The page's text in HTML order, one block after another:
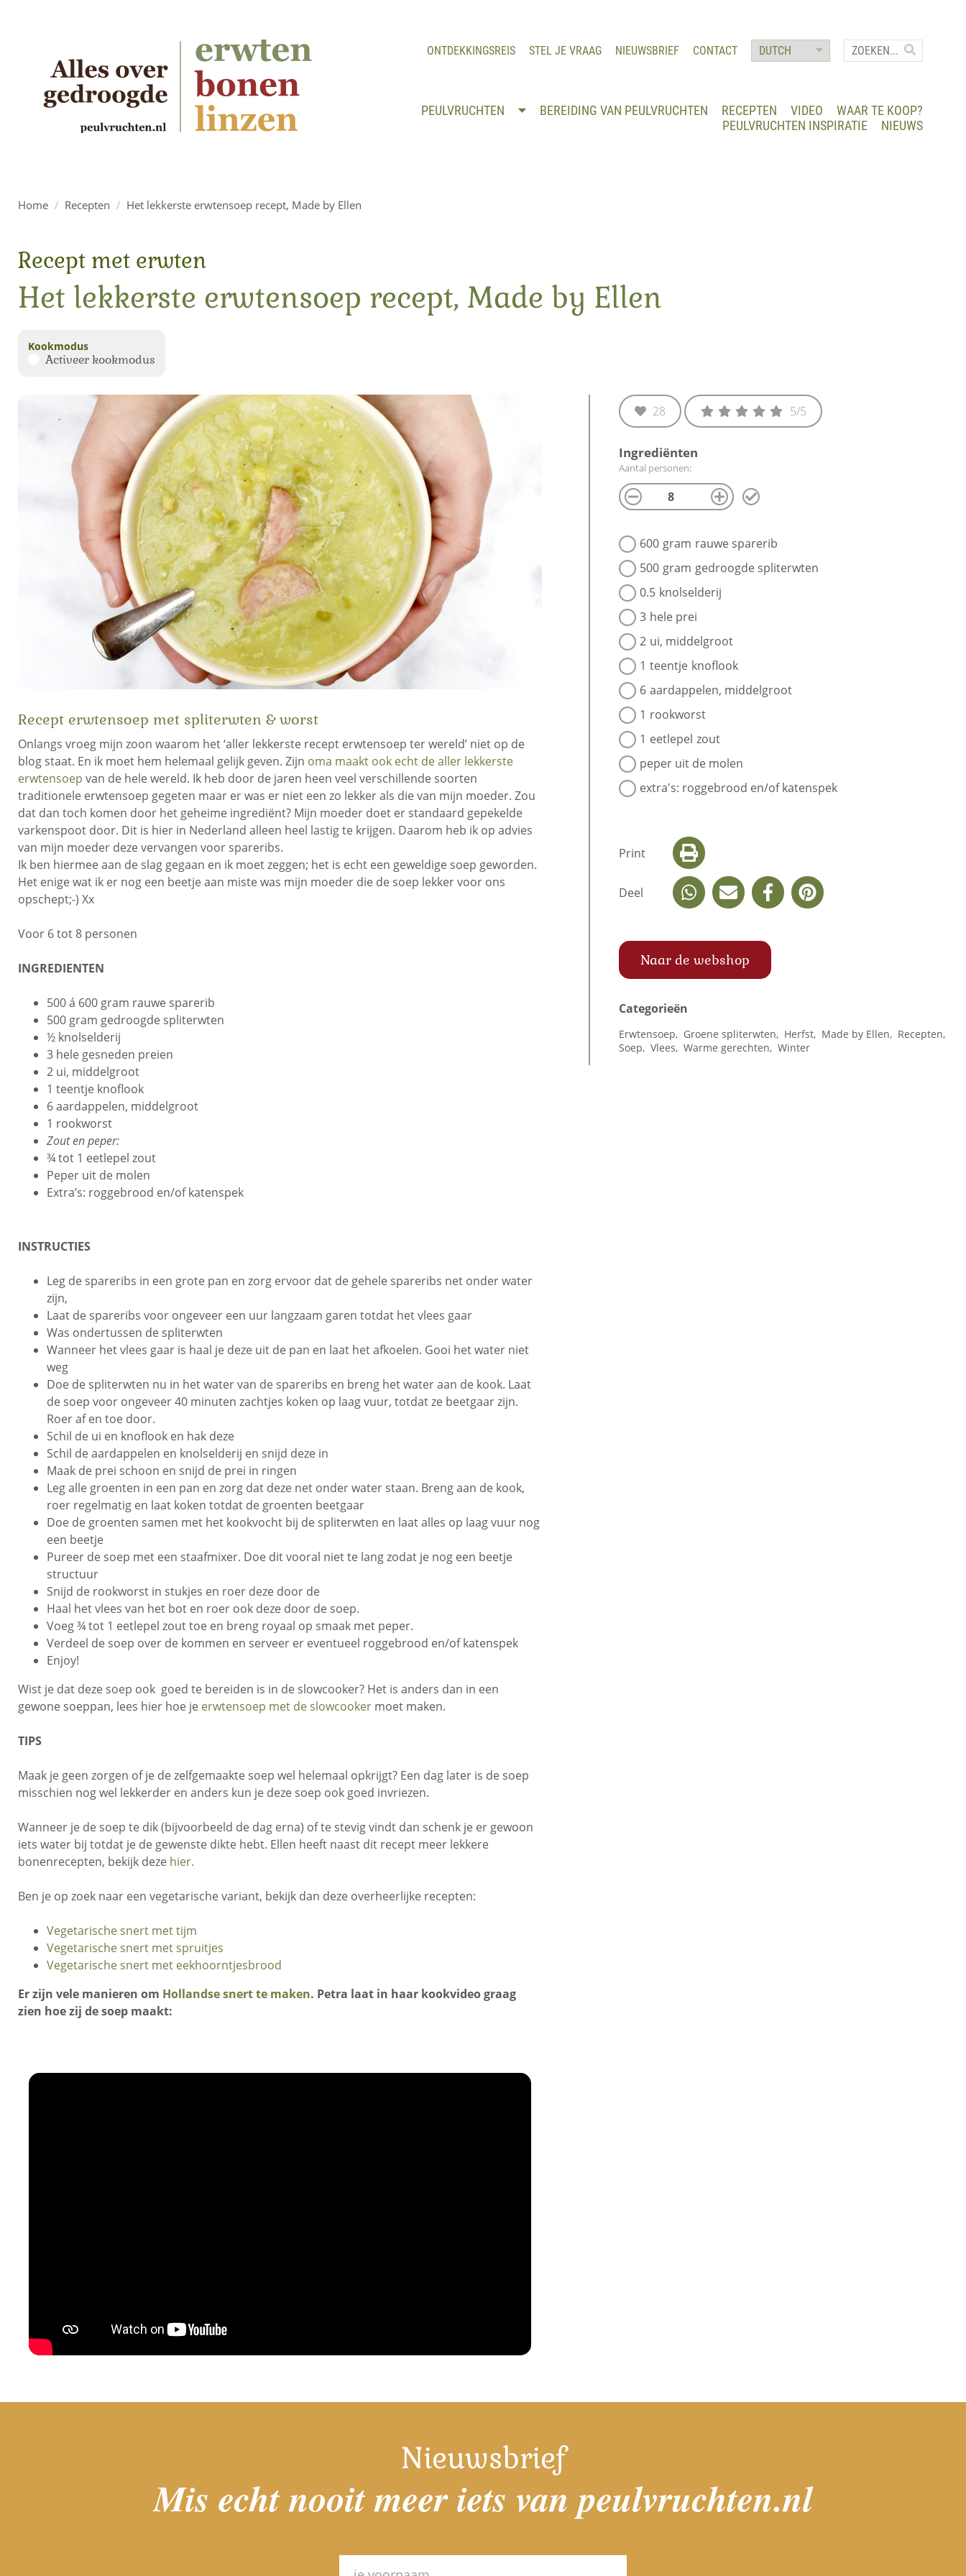
ONTDEKKINGSREIS STEL JE VRAAG NIEUWSBRIEF CONTACT
PEULVRUCHTEN BEREIDING VAN PEULVRUCHTEN RECEPTEN VIDEO
WAAR TE KOOP?
PEULVRUCHTEN INSPIRATIE
NIEUWS
Home / Recepten / Het lekkerste erwtensoep recept, Made by Ellen
Kookmodus
Activeer kookmodus
Het lekkerste erwtensoep recept, Made by Ellen
Recept met erwten
28 5/5
Ingrediënten
Aantal personen:
600 gram rauwe sparerib
500 gram gedroogde spliterwten
0.5 knolselderij
3 hele prei
2 ui, middelgroot
1 teentje knoflook
6 aardappelen, middelgroot
1 rookworst
1 eetlepel zout
peper uit de molen
extra's: roggebrood en/of katenspek
Print
Deel
Naar de webshop
Categorieën
Erwtensoep, Groene spliterwten, Herfst, Made by Ellen, Recepten,
Soep, Vlees, Warme gerechten, Winter
Recept erwtensoep met spliterwten & worst
Onlangs vroeg mijn zoon waarom het ‘aller lekkerste recept erwtensoep ter wereld’ niet op de
blog staat. En ik moet hem helemaal gelijk geven. Zijn oma maakt ook echt de aller lekkerste
erwtensoep van de hele wereld. Ik heb door de jaren heen veel verschillende soorten
traditionele erwtensoep gegeten maar er was er niet een zo lekker als die van mijn moeder. Zou
dat dan toch komen door het geheime ingrediënt? Mijn moeder doet er standaard gepekelde
varkenspoot door. Dit is hier in Nederland alleen heel lastig te krijgen. Daarom heb ik op advies
van mijn moeder deze vervangen voor spareribs.
Ik ben hiermee aan de slag gegaan en ik moet zeggen; het is echt een geweldige soep geworden.
Het enige wat ik er nog een beetje aan miste was mijn moeder die de soep lekker voor ons
opschept;-) Xx
Voor 6 tot 8 personen
INGREDIENTEN
500 á 600 gram rauwe sparerib
500 gram gedroogde spliterwten
½ knolselderij
3 hele gesneden preien
2 ui, middelgroot
1 teentje knoflook
6 aardappelen, middelgroot
1 rookworst
Zout en peper:
¾ tot 1 eetlepel zout
Peper uit de molen
Extra’s: roggebrood en/of katenspek
INSTRUCTIES
Leg de spareribs in een grote pan en zorg ervoor dat de gehele spareribs net onder water
zijn,
Laat de spareribs voor ongeveer een uur langzaam garen totdat het vlees gaar
Was ondertussen de spliterwten
Wanneer het vlees gaar is haal je deze uit de pan en laat het afkoelen. Gooi het water niet
weg
Doe de spliterwten nu in het water van de spareribs en breng het water aan de kook. Laat
de soep voor ongeveer 40 minuten zachtjes koken op laag vuur, totdat ze beetgaar zijn.
Roer af en toe door.
Schil de ui en knoflook en hak deze
Schil de aardappelen en knolselderij en snijd deze in
Maak de prei schoon en snijd de prei in ringen
Leg alle groenten in een pan en zorg dat deze net onder water staan. Breng aan de kook,
roer regelmatig en laat koken totdat de groenten beetgaar
Doe de groenten samen met het kookvocht bij de spliterwten en laat alles op laag vuur nog
een beetje
Pureer de soep met een staafmixer. Doe dit vooral niet te lang zodat je nog een beetje
structuur
Snijd de rookworst in stukjes en roer deze door de
Haal het vlees van het bot en roer ook deze door de soep.
Voeg ¾ tot 1 eetlepel zout toe en breng royaal op smaak met peper.
Verdeel de soep over de kommen en serveer er eventueel roggebrood en/of katenspek
Enjoy!
Wist je dat deze soep ook goed te bereiden is in de slowcooker? Het is anders dan in een
gewone soeppan, lees hier hoe je erwtensoep met de slowcooker moet maken.
TIPS
Maak je geen zorgen of je de zelfgemaakte soep wel helemaal opkrijgt? Een dag later is de soep
misschien nog wel lekkerder en anders kun je deze soep ook goed invriezen.
Wanneer je de soep te dik (bijvoorbeeld de dag erna) of te stevig vindt dan schenk je er gewoon
iets water bij totdat je de gewenste dikte hebt. Ellen heeft naast dit recept meer lekkere
bonenrecepten, bekijk deze hier.
Ben je op zoek naar een vegetarische variant, bekijk dan deze overheerlijke recepten:
Vegetarische snert met tijm
Vegetarische snert met spruitjes
Vegetarische snert met eekhoorntjesbrood
Er zijn vele manieren om Hollandse snert te maken. Petra laat in haar kookvideo graag
zien hoe zij de soep maakt:
Nieuwsbrief
Mis echt nooit meer iets van peulvruchten.nl